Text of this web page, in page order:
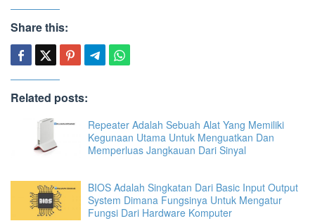
Share this:
Related posts:
Repeater Adalah Sebuah Alat Yang Memiliki
Kegunaan Utama Untuk Menguatkan Dan
Memperluas Jangkauan Dari Sinyal
BIOS Adalah Singkatan Dari Basic Input Output
System Dimana Fungsinya Untuk Mengatur
Fungsi Dari Hardware Komputer